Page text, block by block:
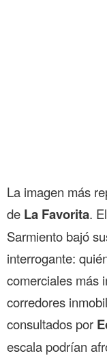
La imagen más
de La Favorita.
Sarmiento bajó
interrogante:
comerciales más
corredores
consultados por
escala podrían